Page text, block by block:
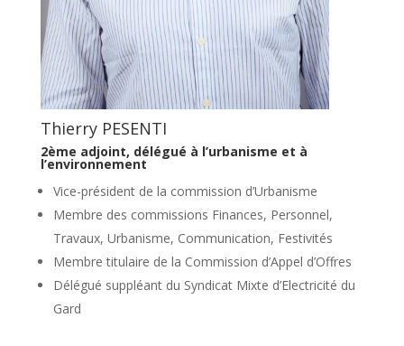
Thierry PESENTI
2ème adjoint, délégué à l’urbanisme et à
l’environnement
Vice-président de la commission d’Urbanisme
Membre des commissions Finances, Personnel,
Travaux, Urbanisme, Communication, Festivités
Membre titulaire de la Commission d’Appel d’Offres
Délégué suppléant du Syndicat Mixte d’Electricité du
Gard